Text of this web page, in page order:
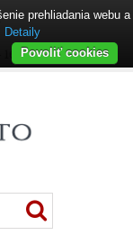
16:00 )
prehliadania webu a
Detaily
Povoliť cookies